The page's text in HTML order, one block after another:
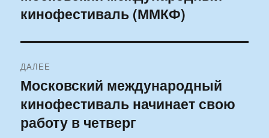
записям
запись:
кинофестиваль (ММКФ)
ДАЛЕЕ
Следующая
запись:
Московский международный
кинофестиваль начинает свою
работу в четверг